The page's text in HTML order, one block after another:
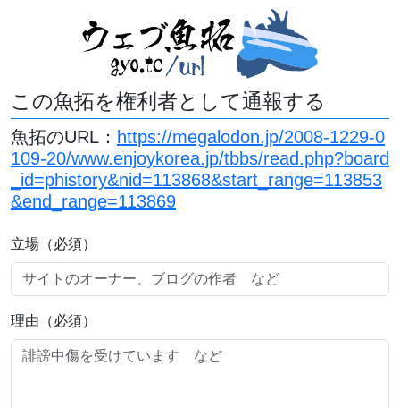
この魚拓を権利者として通報する
魚拓のURL： https://megalodon.jp/2008-1229-0
109-20/www.enjoykorea.jp/tbbs/read.php?board
_id=phistory&nid=113868&start_range=113853
&end_range=113869
立場（必須）
理由（必須）